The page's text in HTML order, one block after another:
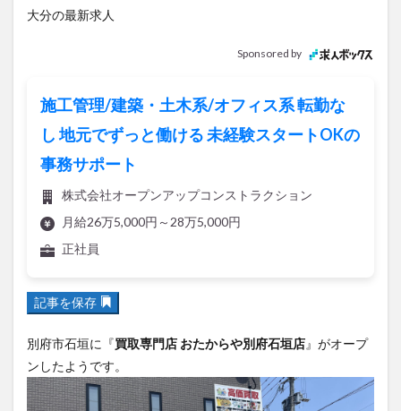
大分の最新求人
Sponsored by
施工管理/建築・土木系/オフィス系 転勤な
し 地元でずっと働ける 未経験スタートOKの
事務サポート
株式会社オープンアップコンストラクション
月給26万5,000円～28万5,000円
正社員
記事を保存
別府市石垣に『買取専門店 おたからや別府石垣店』がオープ
ンしたようです。
ウクライナ
サイゼリヤ
サウナ
ジャマイカ料理
ジャークチキン
スイーツ
スタバ
セレクトショップ
ソフトクリーム
チキンカレー
トキハ本店
ハロウィン
ハンバーガー
ハンバーグ
ハーモニーランド
パン
フルーツ
ラバーダック
ランチ ラーメン
リニューアル